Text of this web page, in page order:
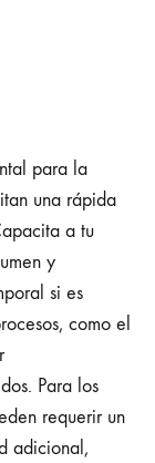
para la
una rápida
a tu
y
si es
como el
Para los
requerir un
adicional,